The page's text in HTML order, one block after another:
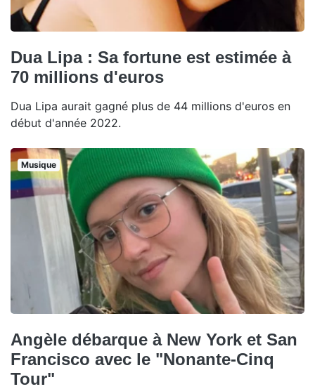
Dua Lipa : Sa fortune est estimée à
70 millions d'euros
Dua Lipa aurait gagné plus de 44 millions d'euros en
début d'année 2022.
Musique
Angèle débarque à New York et San
Francisco avec le "Nonante-Cinq
Tour"